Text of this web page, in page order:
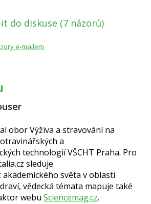
do diskuse (7 názorů)
e-mailem
obor Výživa a stravování na
a
technologií VŠCHT Praha. Pro
sleduje
akademického světa v oblasti
vědecká témata mapuje také
webu Sciencemag.cz.